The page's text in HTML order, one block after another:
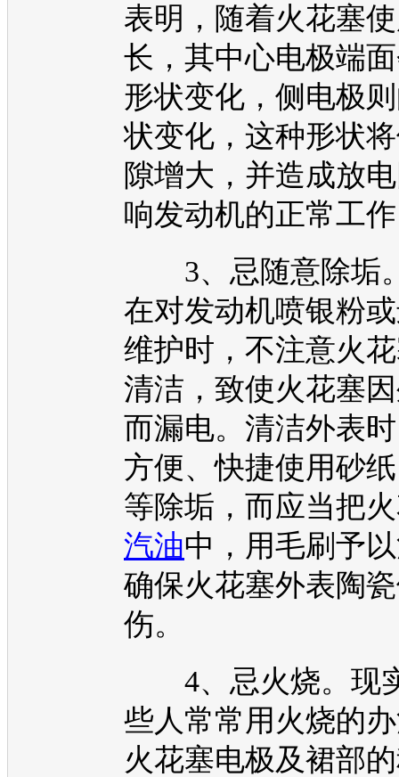
表明，随着火花塞
长，其中心电极端
形状变化，侧电极
状变化，这种形状
隙增大，并造成放
响发动机的正常工
3、忌随意除垢
在对发动机喷银粉
维护时，不注意火
清洁，致使火花塞
而漏电。清洁外表
方便、快捷使用砂
等除垢，而应当把
汽油中，用毛刷予
确保火花塞外表陶
伤。
4、忌火烧。现
些人常常用火烧的
火花塞电极及裙部